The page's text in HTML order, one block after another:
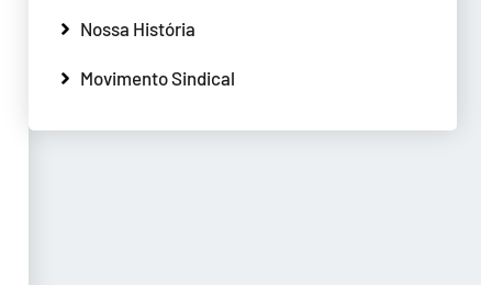
Nossa História
Movimento Sindical